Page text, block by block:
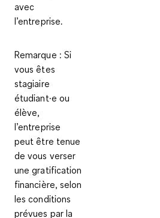
avec
l’entreprise.
Remarque : Si
vous êtes
stagiaire
étudiant·e ou
élève,
l’entreprise
peut être tenue
de vous verser
une gratification
financière, selon
les conditions
prévues par la